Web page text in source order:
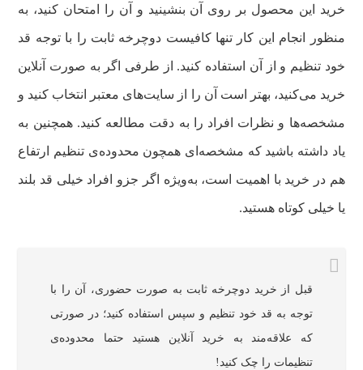
خرید این محصول بر روی آن بنشینید و آن را امتحان کنید، به
منظور انجام این کار تنها کافیست دوچرخه ثابت را با توجه قد
خود تنظیم و از آن استفاده کنید. از طرفی اگر به صورت آنلاین
خرید می‌کنید، بهتر است آن را از سایت‌های معتبر انتخاب کنید و
مشخصه‌ها و نظرات افراد را به دقت مطالعه کنید. همچنین به
یاد داشته باشید که مشخصه‌ای همچون محدوده‌ی تنظیم ارتفاع
هم در خرید با اهمیت است، به‌ویژه اگر جزو افراد خیلی قد بلند
یا خیلی کوتاه هستید.
قبل از خرید دوچرخه ثابت به صورت حضوری، آن را با
توجه به قد خود تنظیم و سپس استفاده کنید؛ در صورتی
که علاقه‌مند به خرید آنلاین هستید حتما محدوده‌ی
تنظیمات را چک کنید!